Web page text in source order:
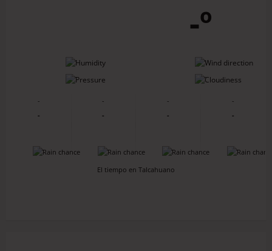
-º
-
-
-
-
-
-
-
-
-
-
-
-
-
-
-
-
El tiempo en Talcahuano